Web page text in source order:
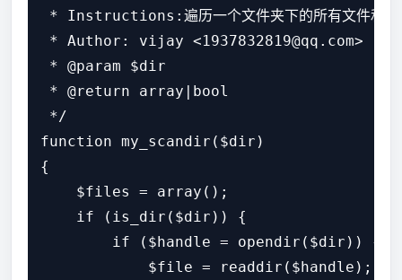
* Instructions:遍历一个文件夹下的所有文件和子
* Author: vijay <1937832819@qq.com>
* @param $dir
* @return array|bool
*/
function my_scandir($dir)
{
    $files = array();
    if (is_dir($dir)) {
        if ($handle = opendir($dir)) {
            $file = readdir($handle);